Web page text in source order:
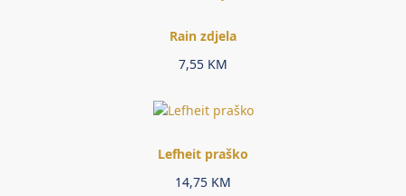
Rain zdjela
7,55 KM
Lefheit praško
14,75 KM